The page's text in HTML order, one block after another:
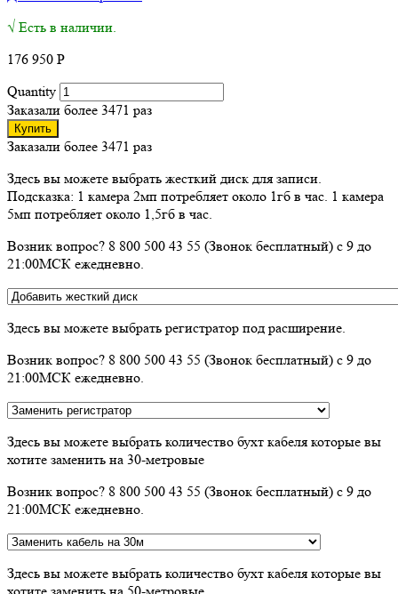
√ Есть в наличии.
176 950 Р
Quantity
Заказали более 3471 раз
Купить
Заказали более 3471 раз
Здесь вы можете выбрать жесткий диск для записи.
Подсказка: 1 камера 2мп потребляет около 1гб в час. 1 камера
5мп потребляет около 1,5гб в час.
Возник вопрос? 8 800 500 43 55 (Звонок бесплатный) с 9 до
21:00МСК ежедневно.
Здесь вы можете выбрать регистратор под расширение.
Возник вопрос? 8 800 500 43 55 (Звонок бесплатный) с 9 до
21:00МСК ежедневно.
Здесь вы можете выбрать количество бухт кабеля которые вы
хотите заменить на 30-метровые
Возник вопрос? 8 800 500 43 55 (Звонок бесплатный) с 9 до
21:00МСК ежедневно.
Здесь вы можете выбрать количество бухт кабеля которые вы